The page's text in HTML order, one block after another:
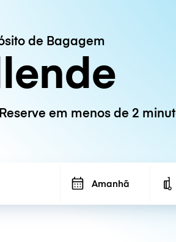
de Bagagem
em menos de 2
Amanhã